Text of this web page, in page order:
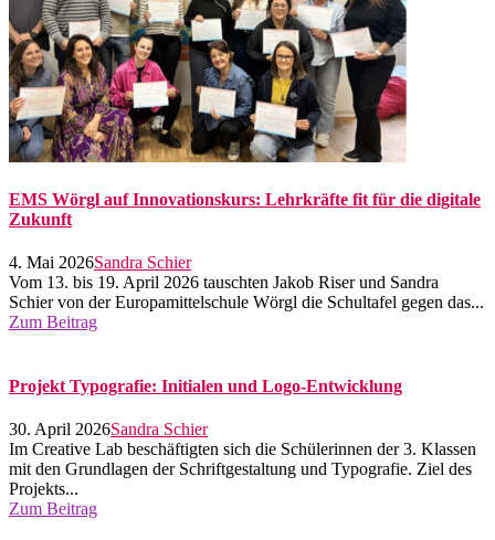
EMS Wörgl auf Innovationskurs: Lehrkräfte fit für die digitale
Zukunft
4. Mai 2026Sandra Schier
Vom 13. bis 19. April 2026 tauschten Jakob Riser und Sandra
Schier von der Europamittelschule Wörgl die Schultafel gegen das...
Zum Beitrag
Projekt Typografie: Initialen und Logo-Entwicklung
30. April 2026Sandra Schier
Im Creative Lab beschäftigten sich die Schülerinnen der 3. Klassen
mit den Grundlagen der Schriftgestaltung und Typografie. Ziel des
Projekts...
Zum Beitrag